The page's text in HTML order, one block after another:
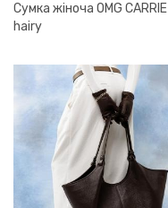
Сумка жіноча OMG CARRIE
hairy